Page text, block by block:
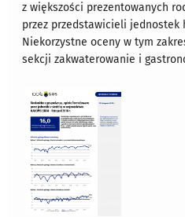
z większości prezentowanych
przez przedstawicieli jednostek
Niekorzystne oceny w tym
sekcji zakwaterowanie i